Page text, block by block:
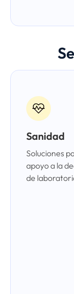
Sanidad
Soluciones
apoyo a la
de